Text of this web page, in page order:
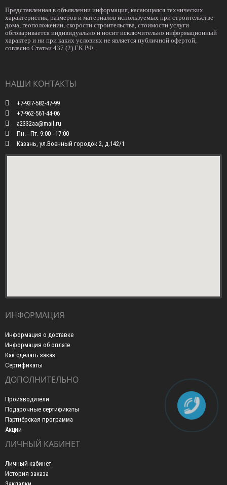
Представленная в объявлении информация, касающаяся технических
характеристик, размеров и материалов используемых при строительстве
дома, геоположении, скорости строительства, стоимости услуги
обговаривается индивидуально и носит исключительно информационный
характер и ни при каких условиях не является публичной офертой,
согласно Статьи 437 (2) ГК РФ.
НАШИ КОНТАКТЫ
+7-937-582-47-99
+7-962-561-44-06
a2332aa@mail.ru
Пн. - Пт. 9:00 - 17:00
Казань, ул.Военный городок 2, д.142/1
ИНФОРМАЦИЯ
Информация о доставке
Информация об оплате
Как сделать заказ
Сертификаты
ДОПОЛНИТЕЛЬНО
Производители
Подарочные сертификаты
Партнёрская программа
Акции
ЛИЧНЫЙ КАБИНЕТ
Личный кабинет
История заказа